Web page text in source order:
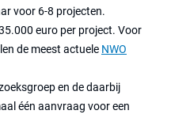
voor 6-8 projecten.
euro per project. Voor
de meest actuele NWO
en de daarbij
één aanvraag voor een